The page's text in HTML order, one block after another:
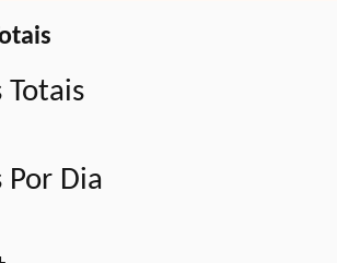
Totais
Por Dia